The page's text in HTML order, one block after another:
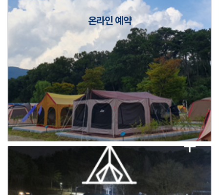
2026년 5월 캠핑장 안점 점검의 날 변경 안내
캠핑장(9월1일~6일) 미운영 공지
2026년 5월 캠핑장 안점 점검의 날 변경 안내
캠핑장(9월1일~6일) 미운영 공지
온라인 예약